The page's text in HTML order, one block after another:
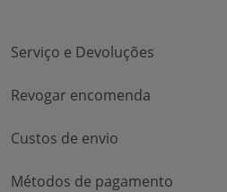
Serviço e Devoluções
Revogar encomenda
Custos de envio
Métodos de pagamento